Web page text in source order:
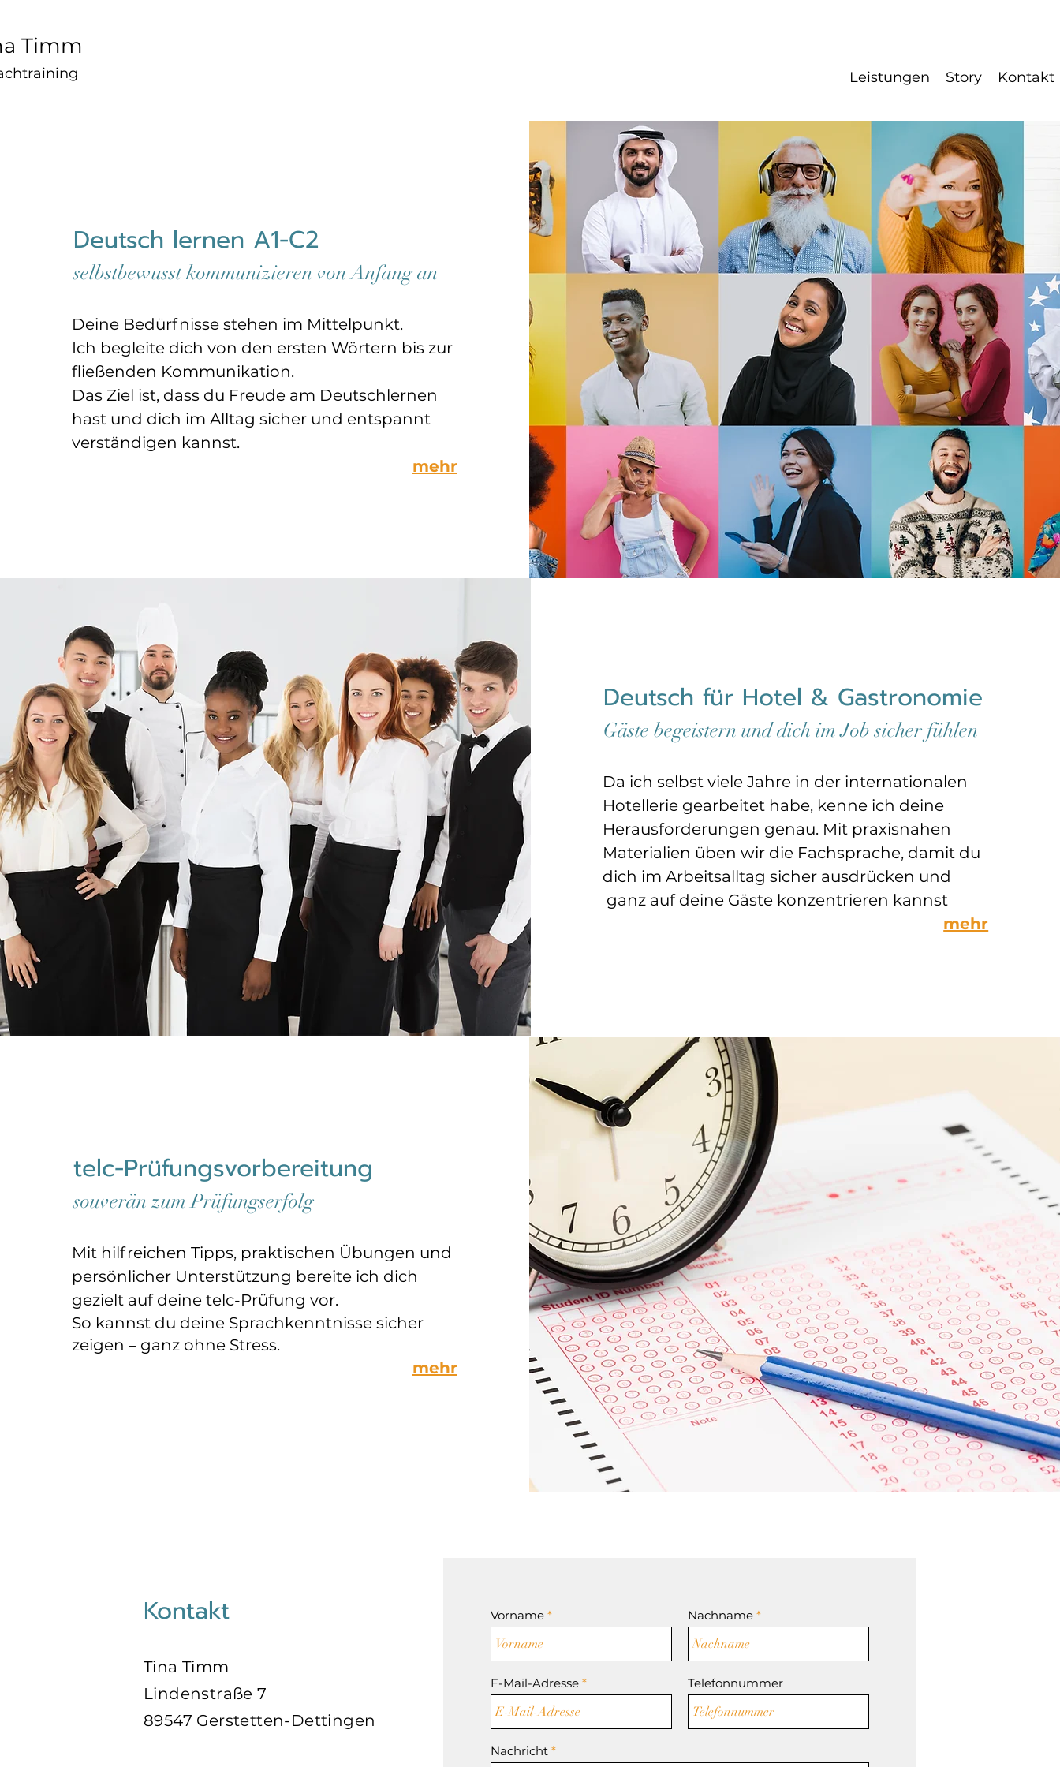
Timm
Leistungen Story Kontakt
Deutsch lernen A1-C2
selbstbewusst kommunizieren von Anfang an
Deine Bedürfnisse stehen im Mittelpunkt.
Ich begleite dich von den ersten Wörtern bis zur
fließenden Kommunikation.
Das Ziel ist, dass du Freude am Deutschlernen
hast und dich im Alltag sicher und entspannt
verständigen kannst.​
mehr
Deutsch für Hotel & Gastronomie
Gäste begeistern und dich im Job sicher fühlen
Da ich selbst viele Jahre in der internationalen
Hotellerie gearbeitet habe, kenne ich deine
Herausforderungen genau. Mit praxisnahen
Materialien üben wir die Fachsprache, damit du
dich im Arbeitsalltag sicher ausdrücken und
ganz auf deine Gäste konzentrieren kannst
mehr
​telc-Prüfungsvorbereitung
souverän zum Prüfungserfolg
Mit hilfreichen Tipps, praktischen Übungen und
persönlicher Unterstützung bereite ich dich
gezielt auf deine telc-Prüfung vor.
So kannst du deine Sprachkenntnisse sicher
zeigen – ganz ohne Stress.
mehr
Kontakt
Tina Timm
Lindenstraße 7
89547 Gerstetten-Dettingen
Vorname Nachname
E-Mail-Adresse Telefonnummer
Nachricht